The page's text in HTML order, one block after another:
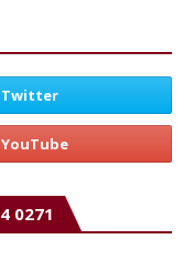
0271